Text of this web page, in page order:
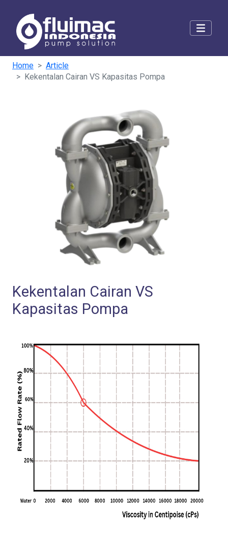
Home
Article
Kekentalan Cairan VS Kapasitas Pompa
Kekentalan Cairan VS
Kapasitas Pompa